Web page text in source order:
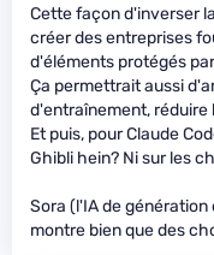
Cette façon d'inverser
créer des entreprises
d'éléments protégés
Ça permettrait aussi
d'entraînement, réduire
Et puis, pour Claude
Ghibli hein? Ni sur les
Sora (l'IA de
montre bien que des